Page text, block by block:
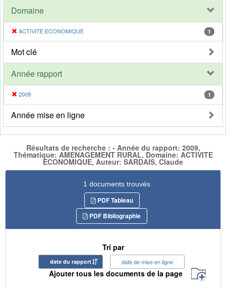
Domaine
ACTIVITE ECONOMIQUE 1
Mot clé
Année rapport
2009 1
Année mise en ligne
Résultats de recherche : - Année du rapport: 2009,
Thématique: AMENAGEMENT RURAL, Domaine: ACTIVITE
ECONOMIQUE, Auteur: SARDAIS, Claude
1 documents trouvés
PDF Tableau
PDF Bibliographie
Tri par
date du rapport date de mise en ligne
Ajouter tous les documents de la page